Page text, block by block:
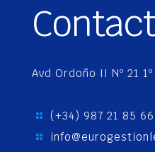
Avd Ordoño II Nº 21
(+34) 987 21 85 66